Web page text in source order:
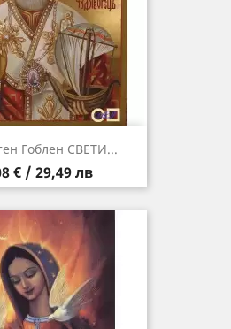
Гоблен СВЕТИ...
€ / 29,49 лв